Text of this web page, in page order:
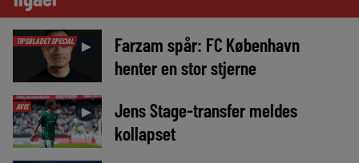
TIPSBLADET SPECIAL ►
Farzam spår: FC København
henter en stor stjerne
AVIS ►
Jens Stage-transfer meldes
kollapset